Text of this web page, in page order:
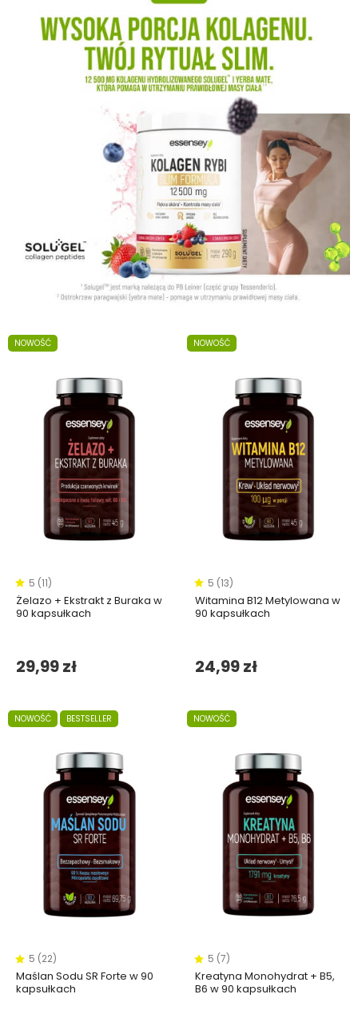
NOWOŚĆ
5 (11)
Żelazo + Ekstrakt z Buraka w
90 kapsułkach
29,99 zł
NOWOŚĆ
5 (13)
Witamina B12 Metylowana w
90 kapsułkach
24,99 zł
NOWOŚĆ BESTSELLER
5 (22)
Maślan Sodu SR Forte w 90
kapsułkach
NOWOŚĆ
5 (7)
Kreatyna Monohydrat + B5,
B6 w 90 kapsułkach